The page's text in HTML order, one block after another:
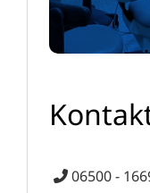
06500 -